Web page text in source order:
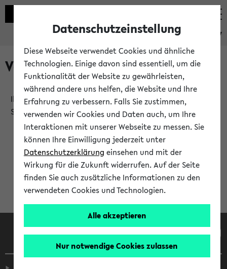
eKVV
Verlauf
Ihr Verlauf ist leer. Er wird sich im Verlauf Ihrer eKVV
Sitzung füllen.
Datenschutzeinstellung
Diese Webseite verwendet Cookies und ähnliche
Technologien. Einige davon sind essentiell, um die
Funktionalität der Website zu gewährleisten,
während andere uns helfen, die Website und Ihre
Erfahrung zu verbessern. Falls Sie zustimmen,
verwenden wir Cookies und Daten auch, um Ihre
Interaktionen mit unserer Webseite zu messen. Sie
können Ihre Einwilligung jederzeit unter
Datenschutzerklärung einsehen und mit der
Wirkung für die Zukunft widerrufen. Auf der Seite
finden Sie auch zusätzliche Informationen zu den
verwendeten Cookies und Technologien.
Alle akzeptieren
Nur notwendige Cookies zulassen